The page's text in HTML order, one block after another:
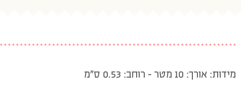
מידות: אורך: 10 מטר – רוחב: 0.53 ס”מ